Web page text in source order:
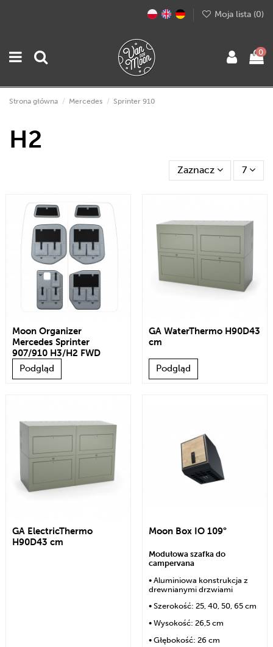
Moja lista (0)
0
Strona główna Mercedes Sprinter 910
H2
Zaznacz 7
Moon Organizer
Mercedes Sprinter
907/910 H3/H2 FWD
Podgląd
GA WaterThermo H90D43
cm
Podgląd
GA ElectricThermo
H90D43 cm
Moon Box IO 109°
Modułowa szafka do
campervana
• Aluminiowa konstrukcja z
drewnianymi drzwiami
• Szerokość: 25, 40, 50, 65 cm
• Wysokość: 26,5 cm
• Głębokość: 26 cm